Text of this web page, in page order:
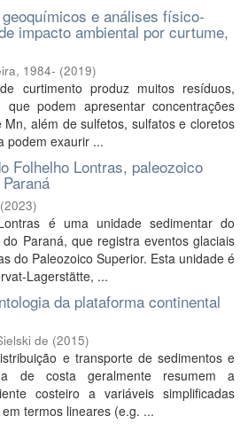
e análises físico-
impacto ambiental por curtume,
1984- (2019)
curtimento produz muitos resíduos,
que podem apresentar concentrações
além de sulfetos, sulfatos e cloretos
podem exaurir ...
Folhelho Lontras, paleozoico
(2023)
é uma unidade sedimentar do
Paraná, que registra eventos glaciais
do Paleozoico Superior. Esta unidade é
Lagerstätte, ...
da plataforma continental
de (2015)
e transporte de sedimentos e
de costa geralmente resumem a
costeiro a variáveis simplificadas
termos lineares (e.g. ...